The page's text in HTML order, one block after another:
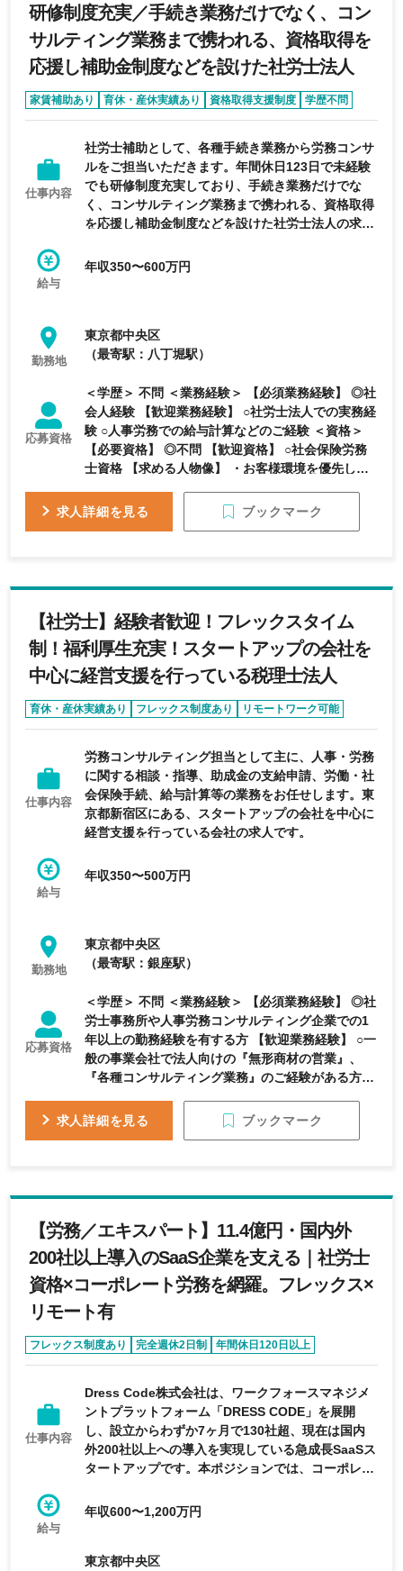
研修制度充実／手続き業務だけでなく、コン
サルティング業務まで携われる、資格取得を
応援し補助金制度などを設けた社労士法人
家賃補助あり 育休・産休実績あり 資格取得支援制度
学歴不問
未経験可
仕事内容
社労士補助として、各種手続き業務から労務コンサ
ルをご担当いただきます。年間休日123日で未経験
でも研修制度充実しており、手続き業務だけでな
く、コンサルティング業務まで携われる、資格取得
を応援し補助金制度などを設けた社労士法人の求人
給与
年収350〜600万円
勤務地
東京都中央区
（最寄駅：八丁堀駅）
応募資格
＜学歴＞ 不問 ＜業務経験＞ 【必須業務経験】 ◎社
会人経験 【歓迎業務経験】 ○社労士法人での実務経
験 ○人事労務での給与計算などのご経験 ＜資格＞
【必要資格】 ◎不問 【歓迎資格】 ○社会保険労務
士資格 【求める人物像】 ・お客様環境を優先し
がら、時には厳しく指導ができる方
求人詳細を見る ブックマーク
【社労士】経験者歓迎！フレックスタイム
制！福利厚生充実！スタートアップの会社を
中心に経営支援を行っている税理士法人
育休・産休実績あり フレックス制度あり
リモートワーク可能
完全週休2日制
年間休日120日以上
仕事内容
労務コンサルティング担当として主に、人事・労務
に関する相談・指導、助成金の支給申請、労働・社
会保険手続、給与計算等の業務をお任せします。東
京都新宿区にある、スタートアップの会社を中心に
経営支援を行っている会社の求人です。
給与
年収350〜500万円
勤務地
東京都中央区
（最寄駅：銀座駅）
応募資格
＜学歴＞ 不問 ＜業務経験＞ 【必須業務経験】 ◎社
労士事務所や人事労務コンサルティング企業での1
年以上の勤務経験を有する方 【歓迎業務経験】 ○一
般の事業会社で法人向けの『無形商材の営業』、
『各種コンサルティング業務』のご経験がある方 ○
ームリーダーやプロジェクトマネージャなど、メン
求人詳細を見る ブックマーク
【労務／エキスパート】11.4億円・国内外
200社以上導入のSaaS企業を支える｜社労士
資格×コーポレート労務を網羅。フレックス×
リモート有
フレックス制度あり 完全週休2日制
年間休日120日以上
リモートワーク可能
リモートワーク週2以上
仕事内容
Dress Code株式会社は、ワークフォースマネジメ
ントプラットフォーム「DRESS CODE」を展開
し、設立からわずか7ヶ月で130社超、現在は国内
外200社以上への導入を実現している急成長SaaSス
タートアップです。本ポジションでは、コーポレー
算の運用監修・就業規則整備など）を担いながら、
していただきます。自身の労務実務における課題感
給与
年収600〜1,200万円
東京都中央区